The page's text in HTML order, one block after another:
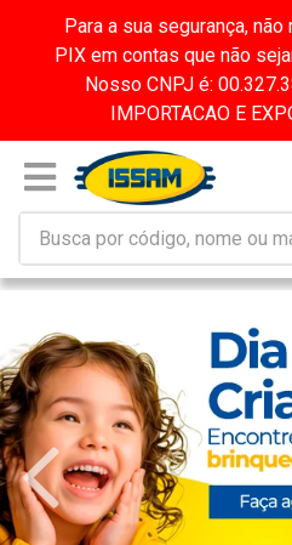
Para a sua segurança,
PIX em contas que não
Nosso CNPJ é:
IMPORTACAO E